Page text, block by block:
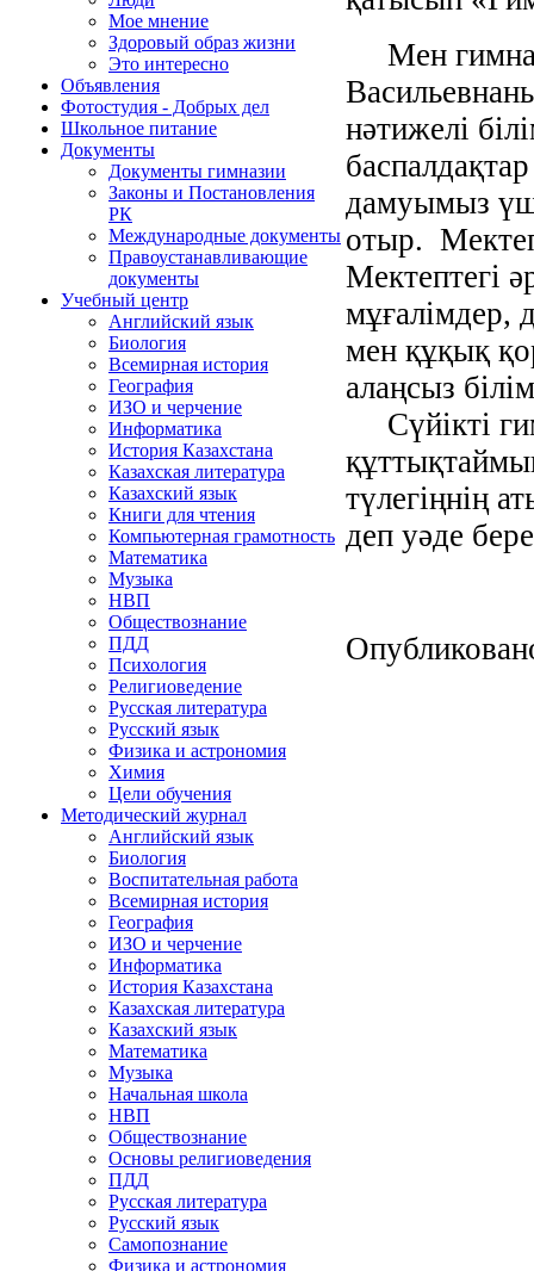
Мое мнение
Здоровый образ жизни
Это интересно
Объявления
Фотостудия - Добрых дел
Школьное питание
Документы
Документы гимназии
Законы и Постановления
РК
Международные документы
Правоустанавливающие
документы
Учебный центр
Английский язык
Биология
Всемирная история
География
ИЗО и черчение
Информатика
История Казахстана
Казахская литература
Казахский язык
Книги для чтения
Компьютерная грамотность
Математика
Музыка
НВП
Обществознание
ПДД
Психология
Религиоведение
Русская литература
Русский язык
Физика и астрономия
Химия
Цели обучения
Методический журнал
Английский язык
Биология
Воспитательная работа
Всемирная история
География
ИЗО и черчение
Информатика
История Казахстана
Казахская литература
Казахский язык
Математика
Музыка
Начальная школа
НВП
Обществознание
Основы религиоведения
ПДД
Русская литература
Русский язык
Самопознание
Физика и астрономия
Мен
нәтижелі
дамуымыз
отыр.
Мектептегі
мұғалімдер,
мен құқық
алаңсыз
Сүйікті
түлегіңнің
деп уәде